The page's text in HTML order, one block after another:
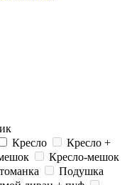
Кресло
Кресло +
Кресло-мешок
Подушка